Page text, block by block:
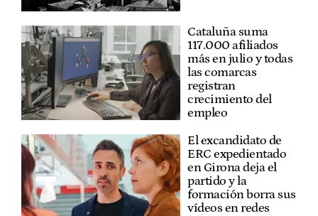
Cataluña suma
117.000 afiliados
más en julio y todas
las comarcas
registran
crecimiento del
empleo
El excandidato de
ERC expedientado
en Girona deja el
partido y la
formación borra sus
vídeos en redes